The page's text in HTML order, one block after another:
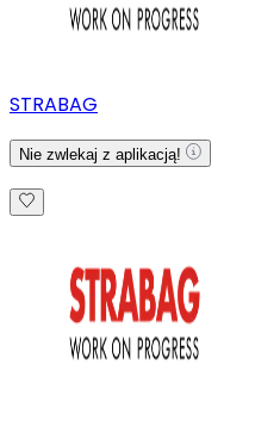
STRABAG
Nie zwlekaj z aplikacją!